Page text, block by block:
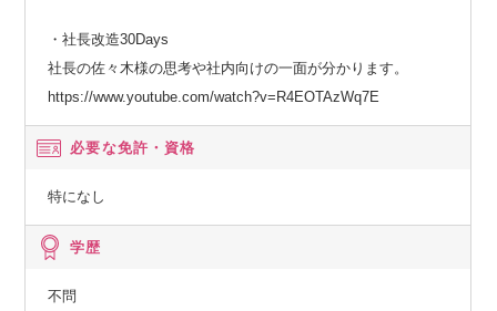
・社長改造30Days
社長の佐々木様の思考や社内向けの一面が分かります。
https://www.youtube.com/watch?v=R4EOTAzWq7E
必要な免許・資格
特になし
学歴
不問